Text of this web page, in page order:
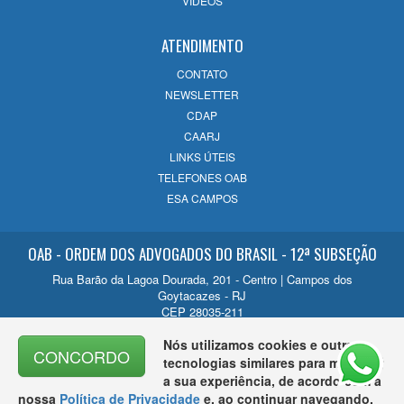
ATENDIMENTO
CONTATO
NEWSLETTER
CDAP
CAARJ
LINKS ÚTEIS
TELEFONES OAB
ESA CAMPOS
OAB - ORDEM DOS ADVOGADOS DO BRASIL - 12ª SUBSEÇÃO
Rua Barão da Lagoa Dourada, 201 - Centro | Campos dos
Goytacazes - RJ
CEP 28035-211
(22) 2726-1200
CONCORDO
Nós utilizamos cookies e outras
tecnologias similares para melhorar
a sua experiência, de acordo com a
nossa Política de Privacidade e, ao continuar navegando,